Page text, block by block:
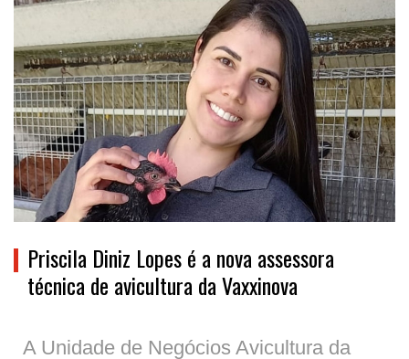
Priscila Diniz Lopes é a nova assessora
técnica de avicultura da Vaxxinova
A Unidade de Negócios Avicultura da